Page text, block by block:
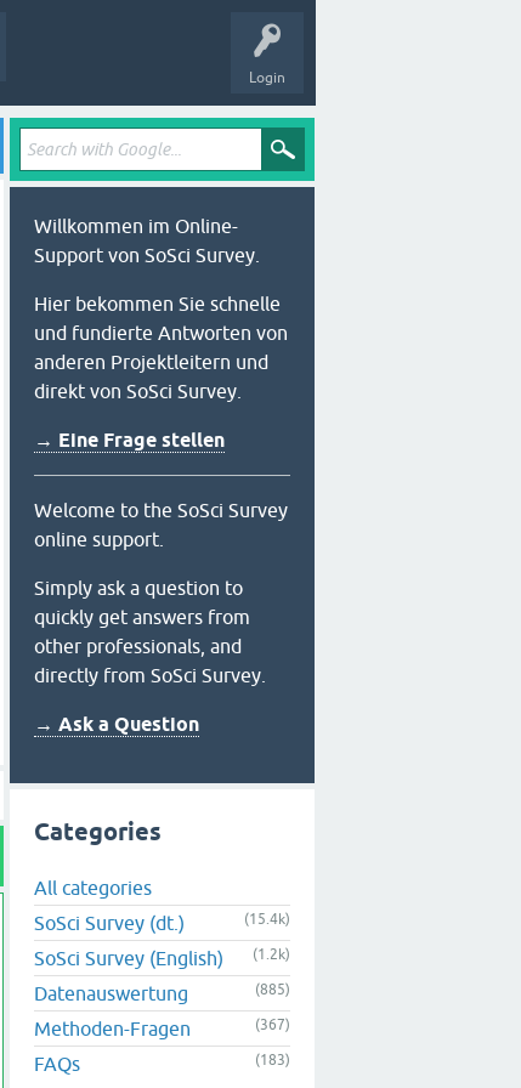
Login
Willkommen im Online-
Support von SoSci Survey.
Hier bekommen Sie schnelle
und fundierte Antworten von
anderen Projektleitern und
direkt von SoSci Survey.
→ Eine Frage stellen
Welcome to the SoSci Survey
online support.
Simply ask a question to
quickly get answers from
other professionals, and
directly from SoSci Survey.
→ Ask a Question
Categories
All categories
SoSci Survey (dt.)
(15.4k)
SoSci Survey (English) (1.2k)
Datenauswertung (885)
Methoden-Fragen (367)
FAQs (183)